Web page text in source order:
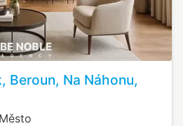
Beroun, Na Náhonu,